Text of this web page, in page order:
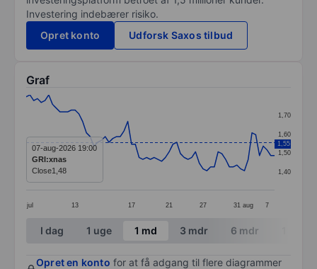
Investering indebærer risiko.
Opret konto
Udforsk Saxos tilbud
Graf
Chart
Line chart with 67 data points.
The chart has 1 X axis displaying categories.
The chart has 1 Y axis displaying values. Data ranges
jul 13 17 21 27 31 aug 7
1,40
1,50
1,60
1,70
1,55
07-aug-2026 19:00
GRI:xnas
Close1,48
End of interactive chart.
I dag 1 uge 1 md 3 mdr 6 mdr
Opret en konto for at få adgang til flere diagrammer